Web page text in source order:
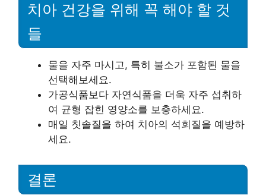
치아 건강을 위해 꼭 해야 할 것
들
물을 자주 마시고, 특히 불소가 포함된 물을
선택해보세요.
가공식품보다 자연식품을 더욱 자주 섭취하
여 균형 잡힌 영양소를 보충하세요.
매일 칫솔질을 하여 치아의 석회질을 예방하
세요.
결론